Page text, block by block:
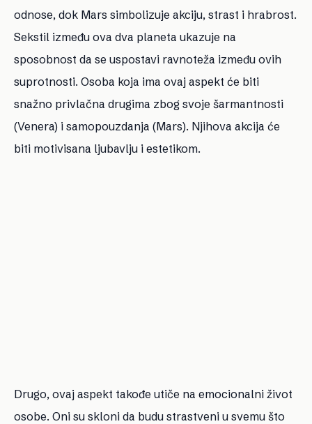
odnose, dok Mars simbolizuje akciju, strast i hrabrost.
Sekstil između ova dva planeta ukazuje na
sposobnost da se uspostavi ravnoteža između ovih
suprotnosti. Osoba koja ima ovaj aspekt će biti
snažno privlačna drugima zbog svoje šarmantnosti
(Venera) i samopouzdanja (Mars). Njihova akcija će
biti motivisana ljubavlju i estetikom.
Drugo, ovaj aspekt takođe utiče na emocionalni život
osobe. Oni su skloni da budu strastveni u svemu što